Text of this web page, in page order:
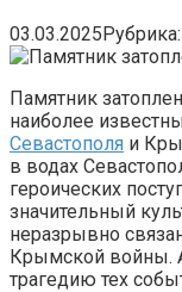
03.03.2025Рубрика:
Памятник
наиболее
Севастополя и
в водах
героических
значительный
неразрывно
Крымской войны.
трагедию тех